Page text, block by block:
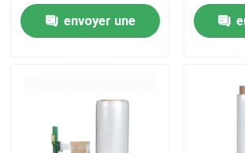
Vidéos
Visite d'usine
palettes
envoyer une